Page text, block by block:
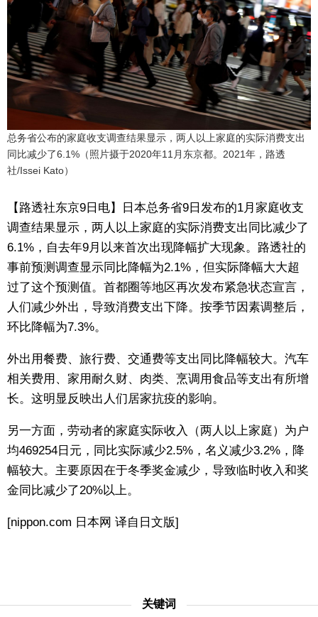
视觉日本
新闻
话题
日本信息库
日本一瞥
人物访谈
编辑部通知
总务省公布的家庭收支调查结果显示，两人以上家庭的实际消费支出
同比减少了6.1%（照片摄于2020年11月东京都。2021年，路透
社/Issei Kato）
【路透社东京9日电】日本总务省9日发布的1月家庭收支
调查结果显示，两人以上家庭的实际消费支出同比减少了
6.1%，自去年9月以来首次出现降幅扩大现象。路透社的
事前预测调查显示同比降幅为2.1%，但实际降幅大大超
过了这个预测值。首都圈等地区再次发布紧急状态宣言，
人们减少外出，导致消费支出下降。按季节因素调整后，
环比降幅为7.3%。
外出用餐费、旅行费、交通费等支出同比降幅较大。汽车
相关费用、家用耐久财、肉类、烹调用食品等支出有所增
长。这明显反映出人们居家抗疫的影响。
另一方面，劳动者的家庭实际收入（两人以上家庭）为户
均469254日元，同比实际减少2.5%，名义减少3.2%，降
幅较大。主要原因在于冬季奖金减少，导致临时收入和奖
金同比减少了20%以上。
[nippon.com 日本网 译自日文版]
关键词